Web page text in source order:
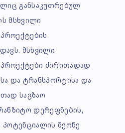
განსაკუთრებულ
მსხვილი
მსხვილი
ძირითადად
და ტრანსპორტისა და
საგზაო
დერეფნების,
მქონე